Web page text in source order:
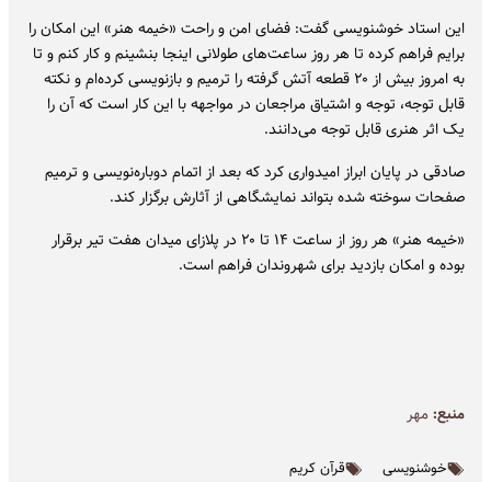
این استاد خوشنویسی گفت: فضای امن و راحت «خیمه هنر» این امکان را
برایم فراهم کرده تا هر روز ساعت‌های طولانی اینجا بنشینم و کار کنم و تا
به امروز بیش از ۲۰ قطعه‌ آتش گرفته را ترمیم و بازنویسی کرده‌ام و نکته
قابل توجه، توجه و اشتیاق مراجعان در مواجهه با این کار است که آن را
یک اثر هنری قابل توجه می‌دانند.
صادقی در پایان ابراز امیدواری کرد که بعد از اتمام دوباره‌نویسی و ترمیم
صفحات سوخته شده بتواند نمایشگاهی از آثارش برگزار کند.
«خیمه هنر» هر روز از ساعت ۱۴ تا ۲۰ در پلازای میدان هفت تیر برقرار
بوده و امکان بازدید برای شهروندان فراهم است.
منبع: مهر
خوشنویسی قرآن کریم